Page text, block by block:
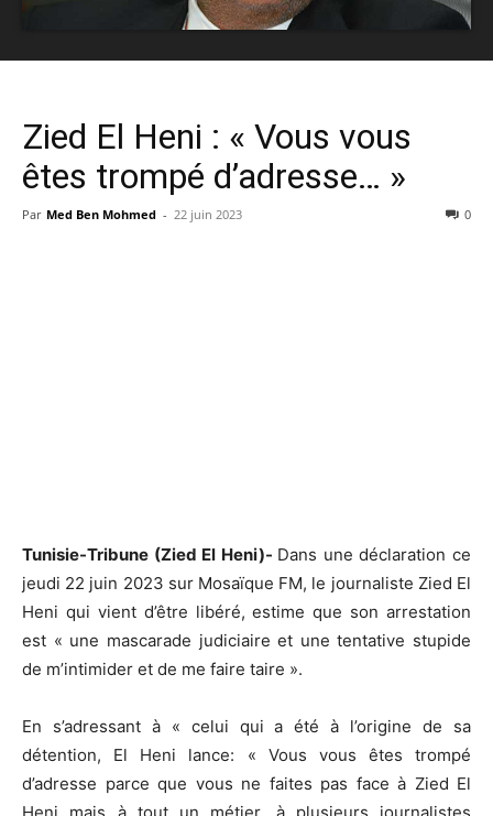
Zied El Heni : « Vous vous
êtes trompé d’adresse… »
Par Med Ben Mohmed - 22 juin 2023 0
Tunisie-Tribune (Zied El Heni)- Dans une déclaration ce
jeudi 22 juin 2023 sur Mosaïque FM, le journaliste Zied El
Heni qui vient d’être libéré, estime que son arrestation
est « une mascarade judiciaire et une tentative stupide
de m’intimider et de me faire taire ».
En s’adressant à « celui qui a été à l’origine de sa
détention, El Heni lance: « Vous vous êtes trompé
d’adresse parce que vous ne faites pas face à Zied El
Heni mais à tout un métier, à plusieurs journalistes